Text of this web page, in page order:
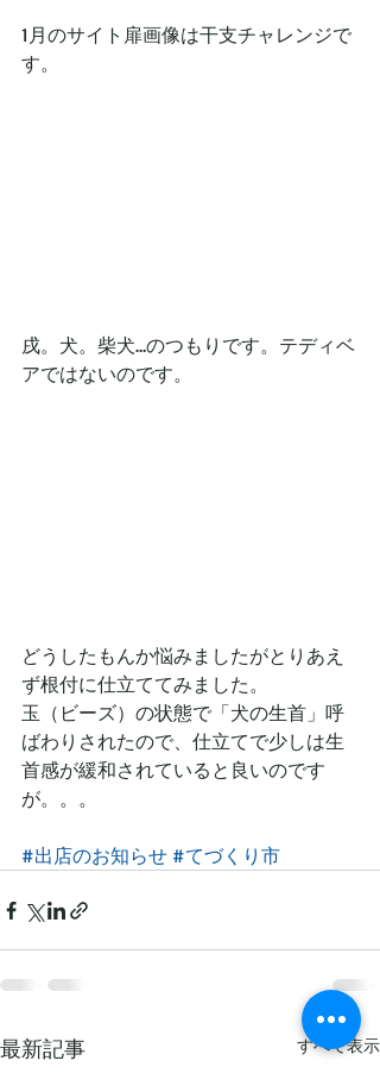
1月のサイト扉画像は干支チャレンジで
す。
戌。犬。柴犬…のつもりです。テディベ
アではないのです。
どうしたもんか悩みましたがとりあえ
ず根付に仕立ててみました。
玉（ビーズ）の状態で「犬の生首」呼
ばわりされたので、仕立てで少しは生
首感が緩和されていると良いのです
が。。。
#出店のお知らせ #てづくり市
最新記事 すべて表示